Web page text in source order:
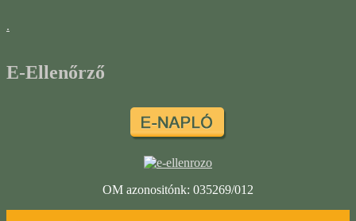
.
E-Ellenőrző
OM azonositónk: 035269/012